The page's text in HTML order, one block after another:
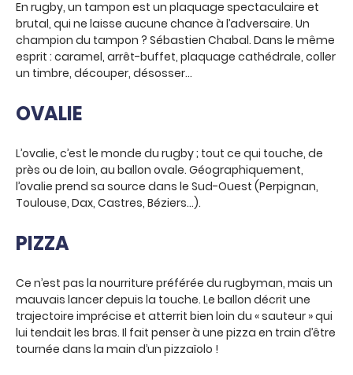
En rugby, un tampon est un plaquage spectaculaire et
brutal, qui ne laisse aucune chance à l’adversaire. Un
champion du tampon ? Sébastien Chabal. Dans le même
esprit : caramel, arrêt-buffet, plaquage cathédrale, coller
un timbre, découper, désosser…
OVALIE
L’ovalie, c’est le monde du rugby ; tout ce qui touche, de
près ou de loin, au ballon ovale. Géographiquement,
l’ovalie prend sa source dans le Sud-Ouest (Perpignan,
Toulouse, Dax, Castres, Béziers…).
PIZZA
Ce n’est pas la nourriture préférée du rugbyman, mais un
mauvais lancer depuis la touche. Le ballon décrit une
trajectoire imprécise et atterrit bien loin du « sauteur » qui
lui tendait les bras. Il fait penser à une pizza en train d’être
tournée dans la main d’un pizzaïolo !